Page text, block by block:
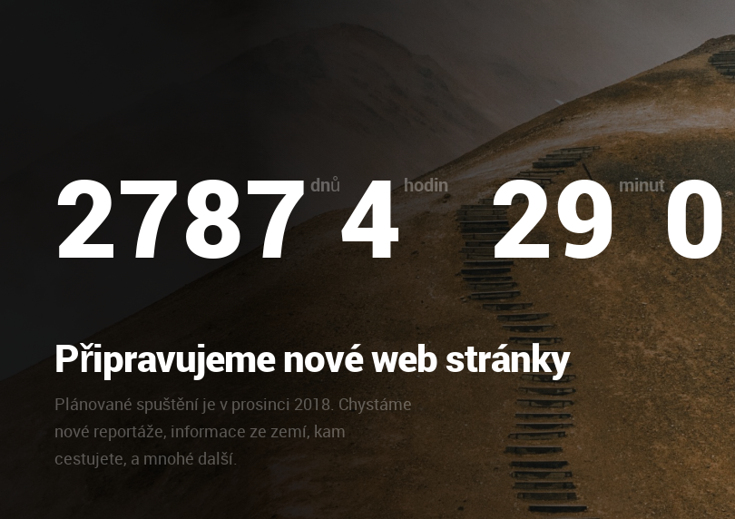
2787 dnů4hodin 29minut1
Připravujeme nové web stránky
Plánované spuštění je v prosinci 2018. Chystáme
nové reportáže, informace ze zemí, kam
cestujete, a mnohé další.